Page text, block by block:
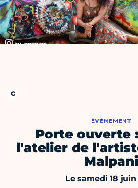
ÉVÈNEMENT
Porte ouverte
l'atelier de
Malpani
Le samedi 18 juin